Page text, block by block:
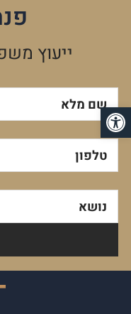
ייעוץ
שם מלא
טלפון
נושא
פתח סרגל נגישות